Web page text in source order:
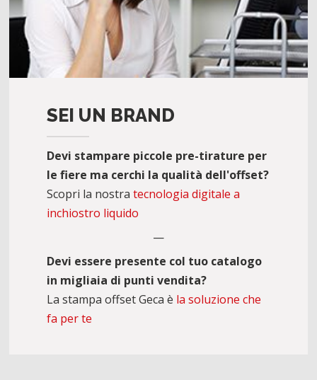
SEI UN BRAND
Devi stampare piccole pre-tirature per
le fiere ma cerchi la qualità dell'offset?
Scopri la nostratecnologia digitale a
inchiostro liquido
—
Devi essere presente col tuo catalogo
in migliaia di punti vendita?
La stampa offset Geca è la soluzione che
fa per te